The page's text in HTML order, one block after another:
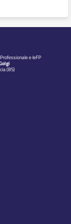
e IeFP
(BS)